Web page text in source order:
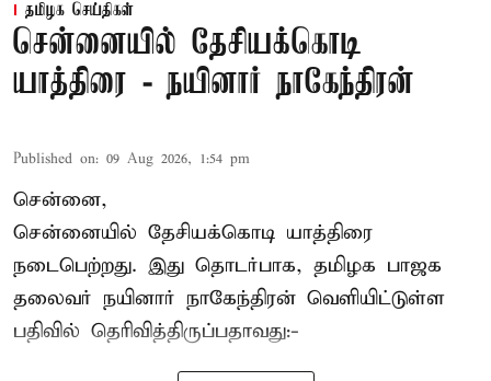
தமிழக செய்திகள்
சென்னையில் தேசியக்கொடி
யாத்திரை - நயினார் நாகேந்திரன்
Published on: 09 Aug 2026, 1:54 pm
சென்னை,
சென்னையில் தேசியக்கொடி யாத்திரை
நடைபெற்றது. இது தொடர்பாக, தமிழக பாஜக
தலைவர் நயினார் நாகேந்திரன் வெளியிட்டுள்ள
பதிவில் தெரிவித்திருப்பதாவது:-